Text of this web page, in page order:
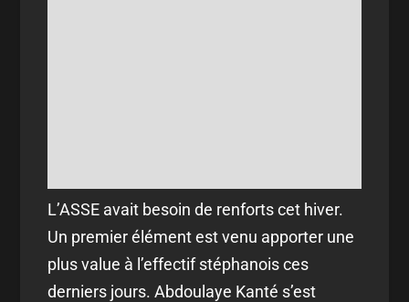
L’ASSE avait besoin de renforts cet hiver.
Un premier élément est venu apporter une
plus value à l’effectif stéphanois ces
derniers jours. Abdoulaye Kanté s’est